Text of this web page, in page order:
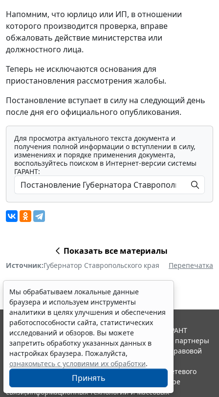
Напомним, что юрлицо или ИП, в отношении
которого производится проверка, вправе
обжаловать действие министерства или
должностного лица.
Теперь не исключаются основания для
приостановления рассмотрения жалобы.
Постановление вступает в силу на следующий день
после дня его официального опубликования.
Для просмотра актуального текста документа и
получения полной информации о вступлении в силу,
изменениях и порядке применения документа,
воспользуйтесь поиском в Интернет-версии системы
ГАРАНТ:
Показать все материалы
Источник:Губернатор Ставропольского края Перепечатка
Мы обрабатываем локальные данные
браузера и используем инструменты
аналитики в целях улучшения и обеспечения
работоспособности сайта, статистических
исследований и обзоров. Вы можете
запретить обработку указанных данных в
настройках браузера. Пожалуйста,
ознакомьтесь с условиями их обработки.
Принять
© ООО "НПП "ГАРАНТ-СЕРВИС", 2026. Система ГАРАНТ
выпускается с 1990 года. Компания "Гарант" и ее партнеры
являются участниками Российской ассоциации правовой
информации ГАРАНТ.
Портал ГАРАНТ.РУ зарегистрирован в качестве сетевого
издания Федеральной службой по надзору в сфере
связи,информационных технологий и массовых